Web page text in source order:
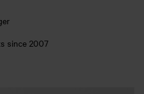
since 2007